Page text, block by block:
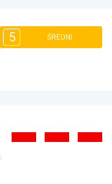
5 ŚREDNI